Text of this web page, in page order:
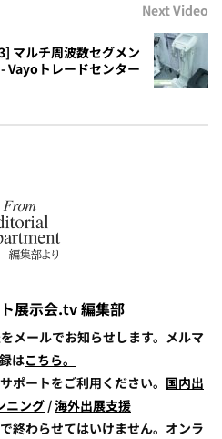
Next Video
マルチ周波数セグメン
Vayoトレードセンター
展示会.tv 編集部
メールでお知らせします。メルマ
はこちら。
ポートをご利用ください。 国内出
ニング /海外出展支援
終わらせてはいけません。オンラ